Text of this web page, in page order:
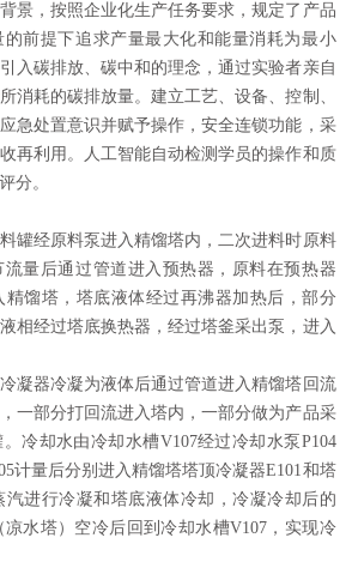
景，按照企业化生产任务要求，规定了产品
前提下追求产量最大化和能量消耗为最小
入碳排放、碳中和的理念，通过实验者亲自
消耗的碳排放量。建立工艺、设备、控制、
急处置意识并赋予操作，安全连锁功能，采
再利用。人工智能自动检测学员的操作和质
分。
罐经原料泵进入精馏塔内，二次进料时原料
量后通过管道进入预热器，原料在预热器
精馏塔，塔底液体经过再沸器加热后，部分
相经过塔底换热器，经过塔釜采出泵，进入
凝器冷凝为液体后通过管道进入精馏塔回流
一部分打回流进入塔内，一部分做为产品采
。冷却水由冷却水槽V107经过冷却水泵P104
计量后分别进入精馏塔塔顶冷凝器E101和塔
汽进行冷凝和塔底液体冷却，冷凝冷却后的
水塔）空冷后回到冷却水槽V107，实现冷